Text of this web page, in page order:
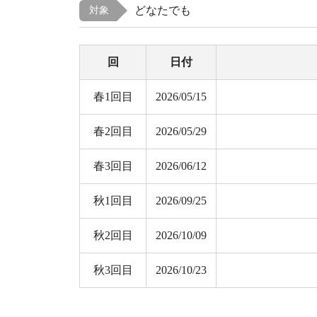
対象 どなたでも
回 日付
春1回目 2026/05/15
春2回目 2026/05/29
春3回目 2026/06/12
秋1回目 2026/09/25
秋2回目 2026/10/09
秋3回目 2026/10/23